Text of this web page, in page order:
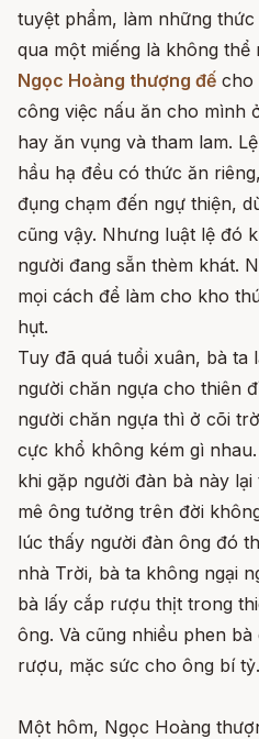
tuyệt phẩm, làm những
qua một miếng là không
Ngọc Hoàng thượng đế cho
công việc nấu ăn cho mình
hay ăn vụng và tham lam.
hầu hạ đều có thức ăn
đụng chạm đến ngự thiện,
cũng vậy. Nhưng luật lệ đó
người đang sẵn thèm khát.
mọi cách để làm cho kho
hụt.
Tuy đã quá tuổi xuân, bà ta
người chăn ngựa cho thiên
người chăn ngựa thì ở cõi
cực khổ không kém gì
khi gặp người đàn bà này
mê ông tưởng trên đời
lúc thấy người đàn ông đó
nhà Trời, bà ta không ngại
bà lấy cắp rượu thịt trong
ông. Và cũng nhiều phen
rượu, mặc sức cho ông bí tỷ.
Một hôm, Ngọc Hoàng